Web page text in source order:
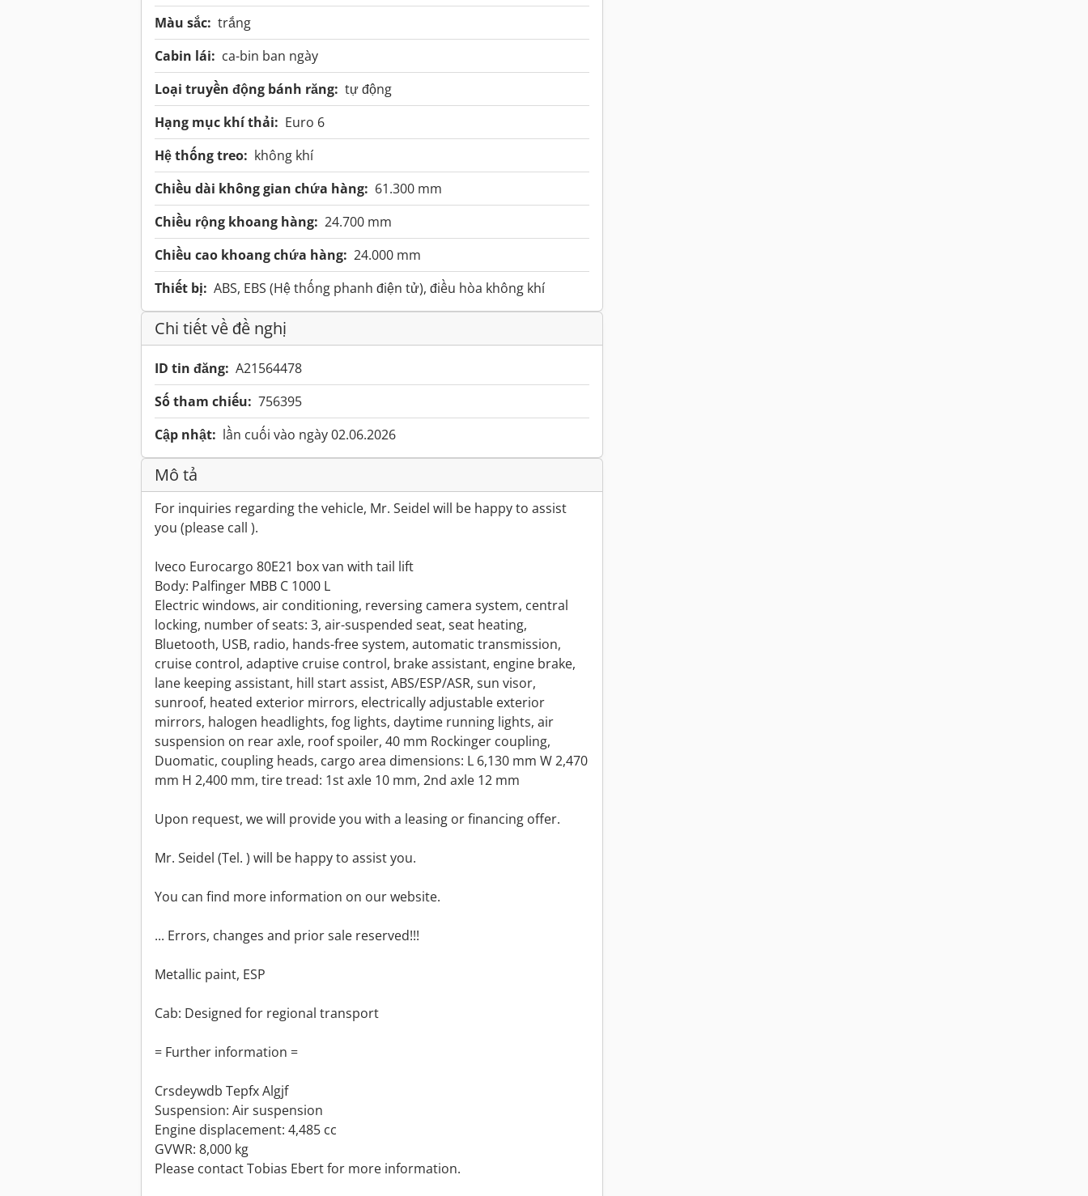
Màu sắc: trắng
Cabin lái: ca-bin ban ngày
Loại truyền động bánh răng: tự động
Hạng mục khí thải: Euro 6
Hệ thống treo: không khí
Chiều dài không gian chứa hàng: 61.300 mm
Chiều rộng khoang hàng: 24.700 mm
Chiều cao khoang chứa hàng: 24.000 mm
Thiết bị: ABS, EBS (Hệ thống phanh điện tử), điều hòa không khí
Chi tiết về đề nghị
ID tin đăng: A21564478
Số tham chiếu: 756395
Cập nhật: lần cuối vào ngày 02.06.2026
Mô tả
For inquiries regarding the vehicle, Mr. Seidel will be happy to assist
you (please call ).
Iveco Eurocargo 80E21 box van with tail lift
Body: Palfinger MBB C 1000 L
Electric windows, air conditioning, reversing camera system, central
locking, number of seats: 3, air-suspended seat, seat heating,
Bluetooth, USB, radio, hands-free system, automatic transmission,
cruise control, adaptive cruise control, brake assistant, engine brake,
lane keeping assistant, hill start assist, ABS/ESP/ASR, sun visor,
sunroof, heated exterior mirrors, electrically adjustable exterior
mirrors, halogen headlights, fog lights, daytime running lights, air
suspension on rear axle, roof spoiler, 40 mm Rockinger coupling,
Duomatic, coupling heads, cargo area dimensions: L 6,130 mm W 2,470
mm H 2,400 mm, tire tread: 1st axle 10 mm, 2nd axle 12 mm
Upon request, we will provide you with a leasing or financing offer.
Mr. Seidel (Tel. ) will be happy to assist you.
You can find more information on our website.
... Errors, changes and prior sale reserved!!!
Metallic paint, ESP
Cab: Designed for regional transport
= Further information =
Crsdeywdb Tepfx Algjf
Suspension: Air suspension
Engine displacement: 4,485 cc
GVWR: 8,000 kg
Please contact Tobias Ebert for more information.